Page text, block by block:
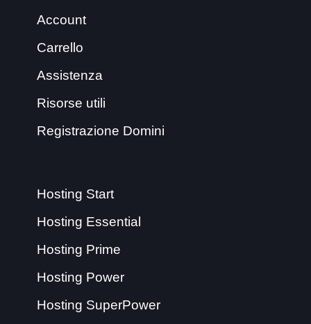
Account
Carrello
Assistenza
Risorse utili
Registrazione Domini
Hosting Start
Hosting Essential
Hosting Prime
Hosting Power
Hosting SuperPower